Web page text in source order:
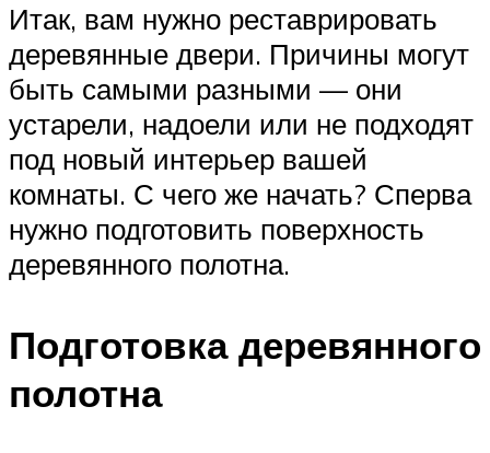
Итак, вам нужно реставрировать
деревянные двери. Причины могут
быть самыми разными — они
устарели, надоели или не подходят
под новый интерьер вашей
комнаты. С чего же начать? Сперва
нужно подготовить поверхность
деревянного полотна.
Подготовка деревянного
полотна